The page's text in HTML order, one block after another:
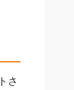
さ